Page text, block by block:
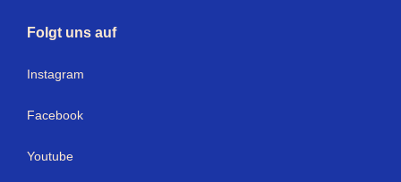
Folgt uns auf
Instagram
Facebook
Youtube